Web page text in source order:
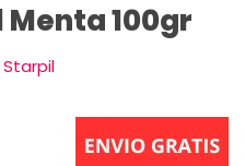
100gr
Starpil